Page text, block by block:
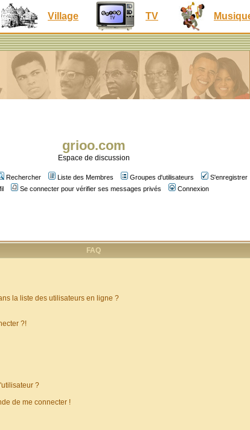
Village TV
grioo.com
Espace de discussion
Rechercher Liste des Membres Groupes d'utilisateurs
S'enregistrer
Se connecter pour vérifier ses messages privés Connexion
FAQ
la liste des utilisateurs en ligne ?
?!
?
de me connecter !